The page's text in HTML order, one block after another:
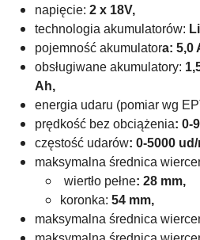
napięcie: 2 x 18V,
technologia akumulatorów:
pojemność akumulatora: 5,0
obsługiwane akumulatory:
Ah,
energia udaru (pomiar wg
prędkość bez obciążenia: 0-
częstość udarów: 0-5000
maksymalna średnica
wiertło pełne: 28 mm,
koronka: 54 mm,
maksymalna średnica